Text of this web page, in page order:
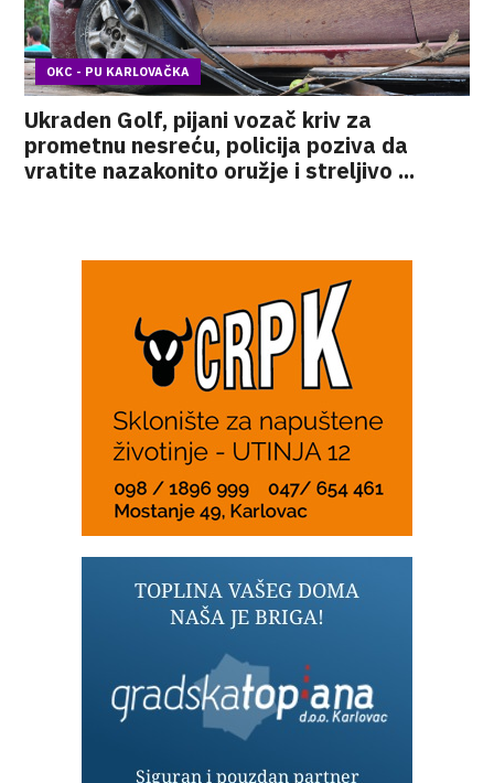
OKC - PU KARLOVAČKA
Ukraden Golf, pijani vozač kriv za
prometnu nesreću, policija poziva da
vratite nazakonito oružje i streljivo ...